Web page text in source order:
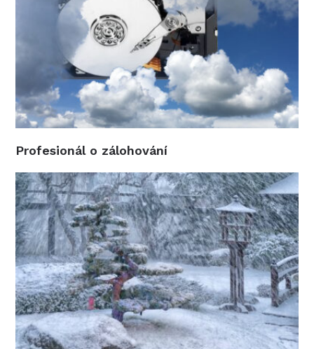
Profesionál o zálohování